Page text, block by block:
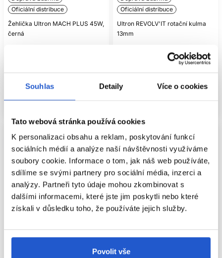
Souhlas Detaily Více o cookies
Tato webová stránka používá cookies
K personalizaci obsahu a reklam, poskytování funkcí
sociálních médií a analýze naší návštěvnosti využíváme
soubory cookie. Informace o tom, jak náš web používáte,
sdílíme se svými partnery pro sociální média, inzerci a
analýzy. Partneři tyto údaje mohou zkombinovat s
dalšími informacemi, které jste jim poskytli nebo které
získali v důsledku toho, že používáte jejich služby.
Povolit vše
Oficiální distribuce
Žehlička Ultron MACH PLUS 45W,
černá
3 451 Kč
Mám záujem
Oficiální distribuce
Ultron REVOLV'IT rotační kulma
13mm
2 128 Kč
Koupit
Doprava zdarma